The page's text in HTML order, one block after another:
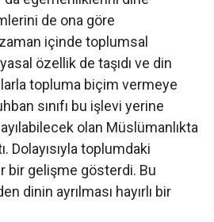
de ona göre
içinde toplumsal
özellik de taşıdı ve din
topluma biçim vermeye
sınıfı bu işlevi yerine
olan Müslümanlıkta
Dolayısıyla toplumdaki
bir gelişme gösterdi. Bu
dinin ayrılması hayırlı bir